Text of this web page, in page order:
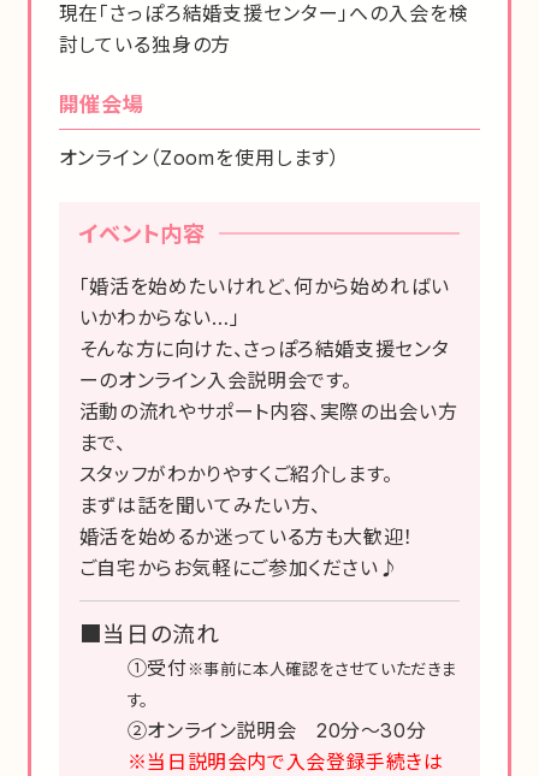
現在「さっぽろ結婚支援センター」への入会を検
討している独身の方
開催会場
オンライン（Zoomを使用します）
イベント内容
「婚活を始めたいけれど、何から始めればい
いかわからない…」
そんな方に向けた、さっぽろ結婚支援センタ
ーのオンライン入会説明会です。
活動の流れやサポート内容、実際の出会い方
まで、
スタッフがわかりやすくご紹介します。
まずは話を聞いてみたい方、
婚活を始めるか迷っている方も大歓迎！
ご自宅からお気軽にご参加ください♪
■当日の流れ
①受付※事前に本人確認をさせていただきま
す。
②オンライン説明会 20分～30分
※当日説明会内で入会登録手続きは